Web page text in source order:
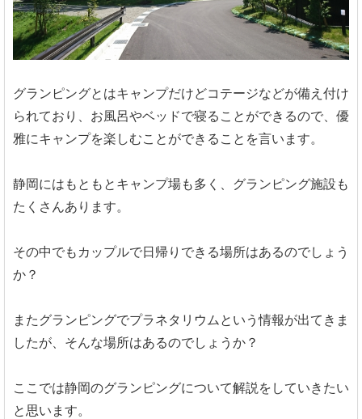
グランピングとはキャンプだけどコテージなどが備え付け
られており、お風呂やベッドで寝ることができるので、優
雅にキャンプを楽しむことができることを言います。
静岡にはもともとキャンプ場も多く、グランピング施設も
たくさんあります。
その中でもカップルで日帰りできる場所はあるのでしょう
か？
またグランピングでプラネタリウムという情報が出てきま
したが、そんな場所はあるのでしょうか？
ここでは静岡のグランピングについて解説をしていきたい
と思います。